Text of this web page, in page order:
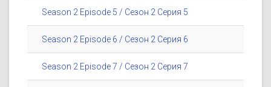
Season 2 Episode 5 / Сезон 2 Серия 5
Season 2 Episode 6 / Сезон 2 Серия 6
Season 2 Episode 7 / Сезон 2 Серия 7